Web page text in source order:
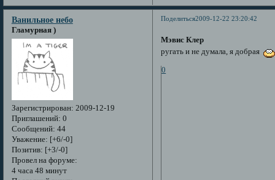
Поделиться2009-12-22 23:20:42
Ванильное небо
Гламурная )
Зарегистрирован: 2009-12-19
Приглашений: 0
Сообщений: 44
Уважение: [+6/-0]
Позитив: [+3/-0]
Провел на форуме:
4 часа 48 минут
Мэвис Клер
ругать и не думала, я добрая
0